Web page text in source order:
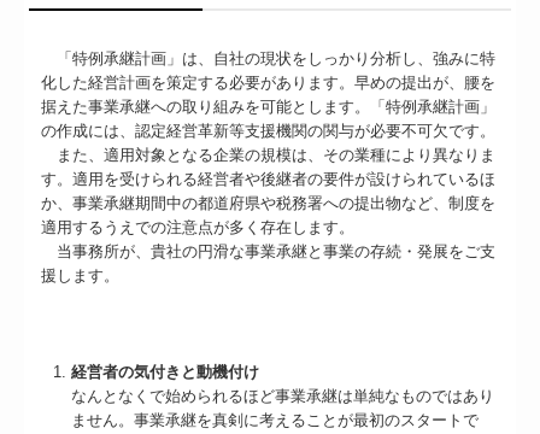
「特例承継計画」は、自社の現状をしっかり分析し、強みに特
化した経営計画を策定する必要があります。早めの提出が、腰を
据えた事業承継への取り組みを可能とします。「特例承継計画」
の作成には、認定経営革新等支援機関の関与が必要不可欠です。
また、適用対象となる企業の規模は、その業種により異なりま
す。適用を受けられる経営者や後継者の要件が設けられているほ
か、事業承継期間中の都道府県や税務署への提出物など、制度を
適用するうえでの注意点が多く存在します。
当事務所が、貴社の円滑な事業承継と事業の存続・発展をご支
援します。
経営者の気付きと動機付け
なんとなくで始められるほど事業承継は単純なものではあり
ません。事業承継を真剣に考えることが最初のスタートで